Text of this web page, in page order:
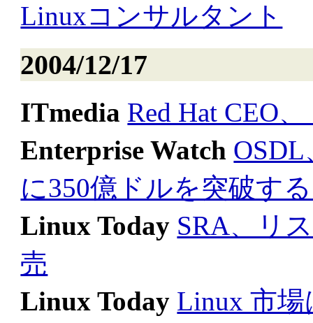
Linuxコンサルタント
2004/12/17
ITmedia Red Hat CEO
Enterprise Watch
に350億ドルを突破す
Linux Today SRA、リ
売
Linux Today Linux 市場